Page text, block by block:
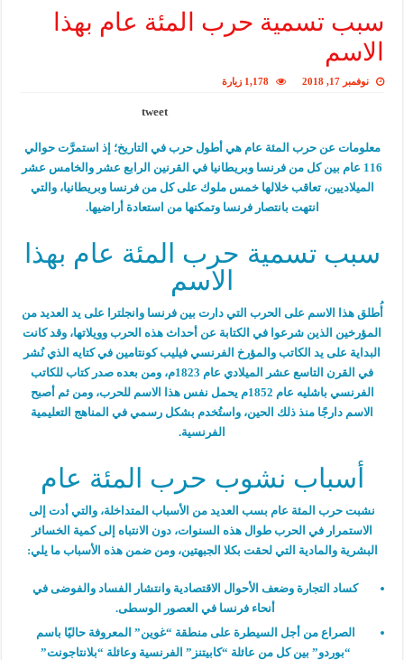
سبب تسمية حرب المئة عام بهذا
الاسم
نوفمبر 17, 2018 1,178 زيارة
tweet
معلومات عن حرب المئة عام هي أطول حرب في التاريخ؛ إذ استمرَّت حوالي
116 عام بين كل من فرنسا وبريطانيا في القرنين الرابع عشر والخامس عشر
الميلاديين، تعاقب خلالها خمس ملوك على كل من فرنسا وبريطانيا، والتي
انتهت بانتصار فرنسا وتمكنها من استعادة أراضيها.
سبب تسمية حرب المئة عام بهذا
الاسم
أُطلق هذا الاسم على الحرب التي دارت بين فرنسا وانجلترا على يد العديد من
المؤرخين الذين شرعوا في الكتابة عن أحداث هذه الحرب وويلاتها، وقد كانت
البداية على يد الكاتب والمؤرخ الفرنسي فيليب كونتامين في كتايه الذي نُشر
في القرن التاسع عشر الميلادي عام 1823م، ومن بعده صدر كتاب للكاتب
الفرنسي باشليه عام 1852م يحمل نفس هذا الاسم للحرب، ومن ثم أصبح
الاسم دارجًا منذ ذلك الحين، واستُخدم بشكل رسمي في المناهج التعليمية
الفرنسية.
أسباب نشوب حرب المئة عام
نشبت حرب المئة عام بسب العديد من الأسباب المتداخلة، والتي أدت إلى
الاستمرار في الحرب طوال هذه السنوات، دون الانتباه إلى كمية الخسائر
البشرية والمادية التي لحقت بكلا الجبهتين، ومن ضمن هذه الأسباب ما يلي:
كساد التجارة وضعف الأحوال الاقتصادية وانتشار الفساد والفوضى في
أنحاء فرنسا في العصور الوسطى.
الصراع من أجل السيطرة على منطقة “غوين” المعروفة حاليًا باسم
“بوردو” بين كل من عائلة “كابيتنز” الفرنسية وعائلة “بلانتاجونت”